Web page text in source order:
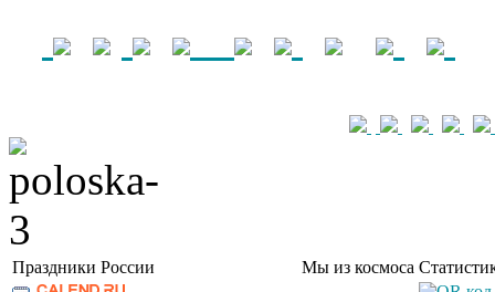
Праздники России Мы из космоса